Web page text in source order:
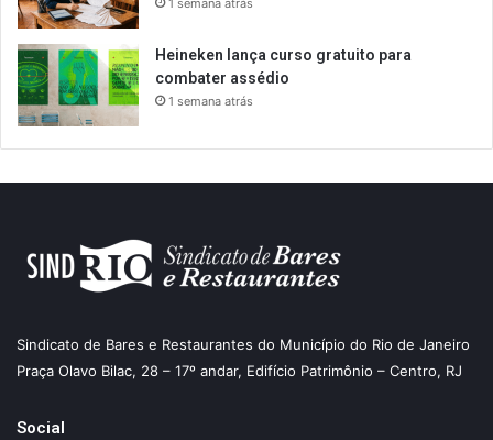
1 semana atrás
Heineken lança curso gratuito para
combater assédio
1 semana atrás
Sindicato de Bares e Restaurantes do Município do Rio de Janeiro
Praça Olavo Bilac, 28 – 17º andar, Edifício Patrimônio – Centro, RJ
Social